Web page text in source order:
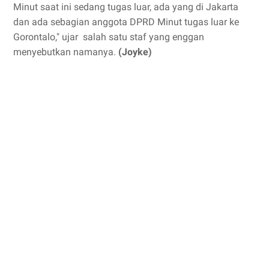
Minut saat ini sedang tugas luar, ada yang di Jakarta
dan ada sebagian anggota DPRD Minut tugas luar ke
Gorontalo," ujar salah satu staf yang enggan
menyebutkan namanya. (Joyke)